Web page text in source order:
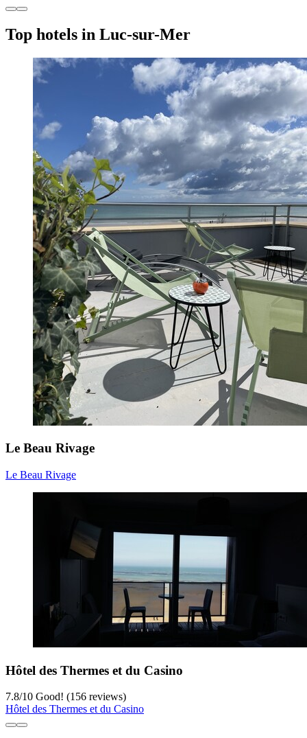
Top hotels in Luc-sur-Mer
Le Beau Rivage
Le Beau Rivage
Hôtel des Thermes et du Casino
7.8/10 Good! (156 reviews)
Hôtel des Thermes et du Casino